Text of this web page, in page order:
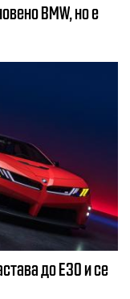
BMW, но е
до E30 и се